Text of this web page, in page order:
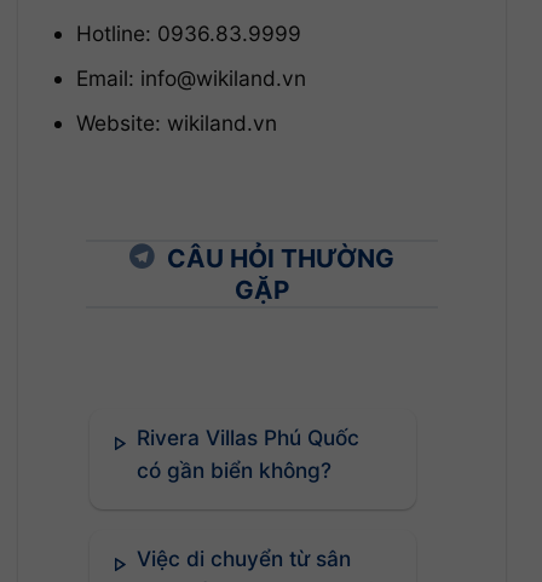
Hotline: 0936.83.9999
Email: info@wikiland.vn
Website: wikiland.vn
CÂU HỎI THƯỜNG
GẶP
Rivera Villas Phú Quốc
có gần biển không?
Việc di chuyển từ sân